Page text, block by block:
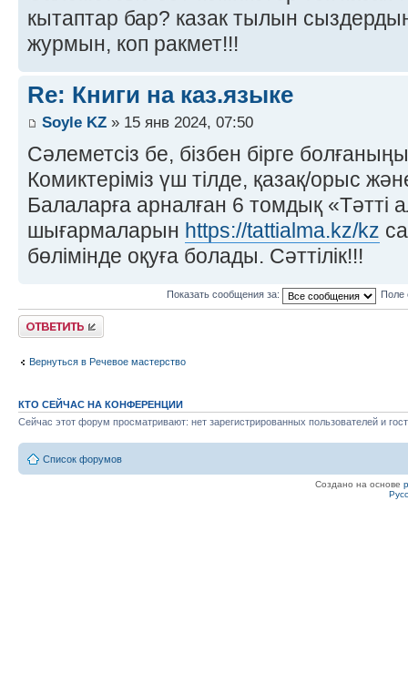
кытаптар бар? казак тылын
журмын, коп ракмет!!!
Re: Книги на каз.языке
Soyle KZ » 15 янв 2024, 07:50
Сәлеметсіз бе, бізбен бірге
Комиктеріміз үш тілде, қазақ/орыс
Балаларға арналған 6 томдық
шығармаларын https://tattialma.kz/kz
бөлімінде оқуға болады. Сәттілік!!!
Показать сообщения за: Поле
Ответить
Вернуться в Речевое мастерство
КТО СЕЙЧАС НА КОНФЕРЕНЦИИ
Сейчас этот форум просматривают: нет зарегистрированных пользователей и
Список форумов
Создано на основе